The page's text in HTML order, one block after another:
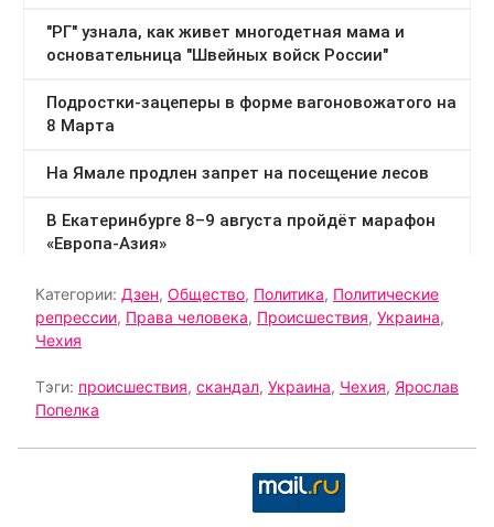
Категории: Дзен, Общество, Политика, Политические
репрессии, Права человека, Происшествия, Украина,
Чехия
Тэги: происшествия, скандал, Украина, Чехия, Ярослав
Попелка